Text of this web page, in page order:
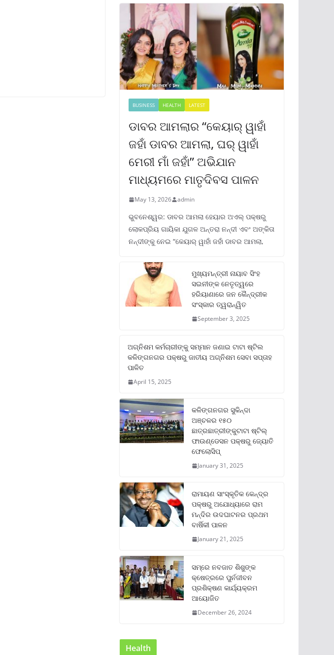
BUSINESS HEALTH LATEST
ଡାବର ଆମଲାର “କେୟାର୍ ୱାହାଁ
ଜହାଁ ଡାବର ଆମଲା, ଘର୍ ୱାହାଁ
ମେରୀ ମାଁ ଜହାଁ” ଅଭିଯାନ
ମାଧ୍ୟମରେ ମାତୃଦିବସ ପାଳନ
May 13, 2026 admin
ଭୁବନେଶ୍ୱର: ଡାବର ଆମଲା ହେୟାର ଅଏଲ୍ ପକ୍ଷରୁ
ଲୋକପ୍ରିୟ ଗାୟିକା ଯୁଗଳ ଅନ୍ତରା ନନ୍ଦୀ ଏବଂ ଅଙ୍କିତା
ନନ୍ଦୀଙ୍କୁ ନେଇ “କେୟାର୍ ୱାହାଁ ଜହାଁ ଡାବର ଆମଲା,
ମୁଖ୍ୟମନ୍ତ୍ରୀ ନାୟାବ ସିଂହ
ସଇନୀଙ୍କ ନେତୃତ୍ୱରେ
ହରିୟାଣାରେ ଜନ କୈନ୍ଦ୍ରୀକ
ସଂସ୍କାର ତ୍ୱରାନ୍ୱିତ
September 3, 2025
ଅଗ୍ନିଶମ କର୍ମଚାରୀଙ୍କୁ ସମ୍ମାନ ଜଣାଇ ଟାଟା ଷ୍ଟିଲ
କଳିଙ୍ଗନଗର ପକ୍ଷରୁ ଜାତୀୟ ଅଗ୍ନିଶମ ସେବା ସପ୍ତାହ
ପାଳିତ
April 15, 2025
କଳିଙ୍ଗନଗର ସୁକିନ୍ଦା
ଅଞ୍ଚଳର ୧୫୦
ଛାତ୍ରଛାତ୍ରୀଙ୍କୁଟାଟା ଷ୍ଟିଲ୍
ଫାଉଣ୍ଡେସନ ପକ୍ଷରୁ ଜ୍ୟୋତି
ଫେଲୋସିପ୍‌
January 31, 2025
ରାମାୟଣ ସାଂସ୍କୃତିକ କେନ୍ଦ୍ର
ପକ୍ଷରୁ ଅଯୋଧ୍ୟାରେ ରାମ
ମନ୍ଦିର ଉଦଘାଟନର ପ୍ରଥମ
ବାର୍ଷିକୀ ପାଳନ
January 21, 2025
ସମ୍‌ରେ ନବଜାତ ଶିଶୁଙ୍କ
କ୍ଷେତ୍ରରେ ପୁର୍ନଜୀବନ
ପ୍ରଶିକ୍ଷଣ କାର୍ଯ୍ୟକ୍ରମ
ଆୟୋଜିତ
December 26, 2024
Health